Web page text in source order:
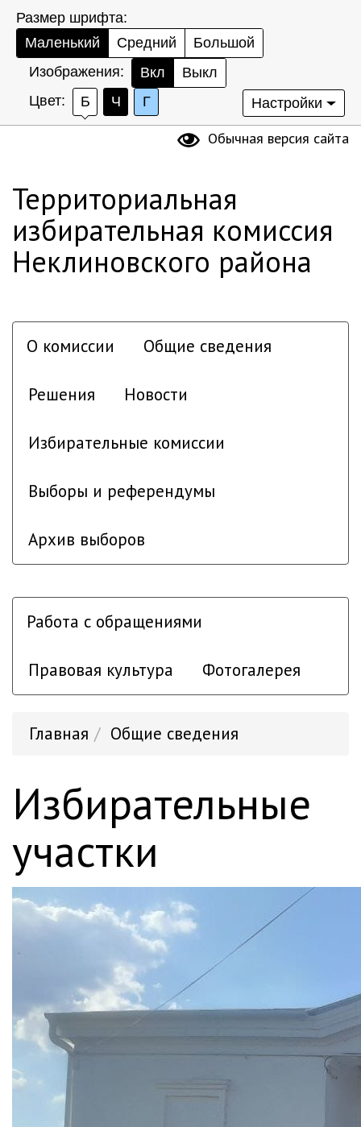
Размер шрифта:
Маленький
Средний
Большой
Изображения:
Вкл
Выкл
Цвет:
Б Ч Г Настройки
Обычная версия сайта
Территориальная
избирательная комиссия
Неклиновского района
О комиссии Общие сведения
Решения Новости
Избирательные комиссии
Выборы и референдумы
Архив выборов
Работа с обращениями
Правовая культура Фотогалерея
Главная Общие сведения
Избирательные
участки